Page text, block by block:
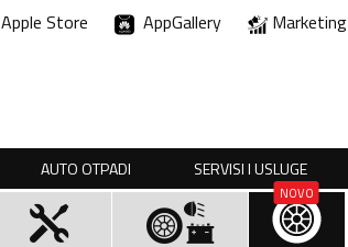
Apple Store AppGallery Marketing
AUTO OTPADI SERVISI I USLUGE